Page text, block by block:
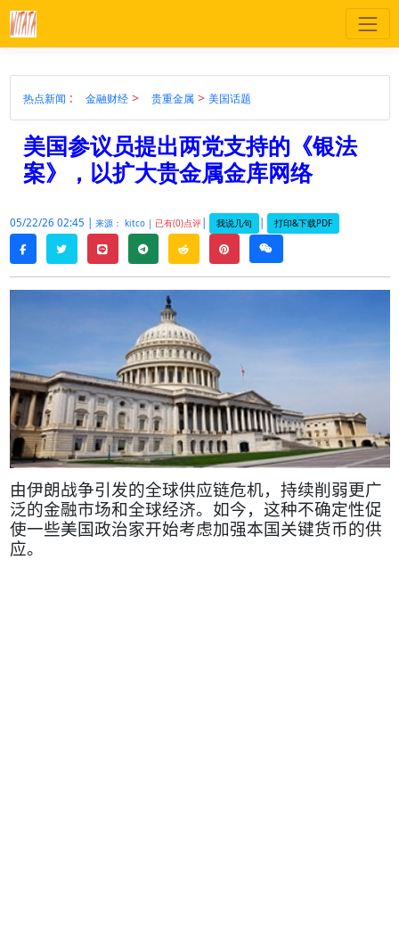
热点新闻 : 金融财经> 贵重金属 > 美国话题
美国参议员提出两党支持的《银法
案》，以扩大贵金属金库网络
05/22/26 02:45 | 来源： kitco | 已有(0)点评| 我说几句 | 打印&下载PDF
facebooktwitterline telegramreddit pinterestweixin
由伊朗战争引发的全球供应链危机，持续削弱更广
泛的金融市场和全球经济。如今，这种不确定性促
使一些美国政治家开始考虑加强本国关键货币的供
应。